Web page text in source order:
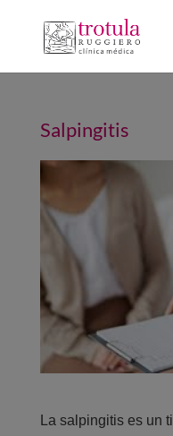
Salpingitis
La salpingitis es un